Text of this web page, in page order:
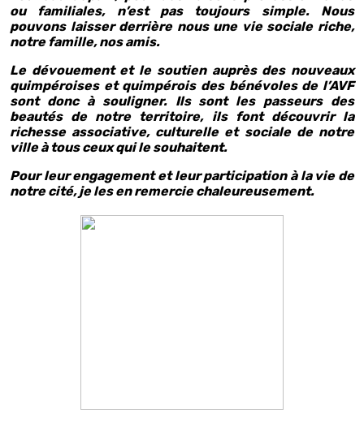
ou familiales, n’est pas toujours simple. Nous
pouvons laisser derrière nous une vie sociale riche,
notre famille, nos amis.
Le dévouement et le soutien auprès des nouveaux
quimpéroises et quimpérois des bénévoles de l’AVF
sont donc à souligner. Ils sont les passeurs des
beautés de notre territoire, ils font découvrir la
richesse associative, culturelle et sociale de notre
ville à tous ceux qui le souhaitent.
Pour leur engagement et leur participation à la vie de
notre cité, je les en remercie chaleureusement.